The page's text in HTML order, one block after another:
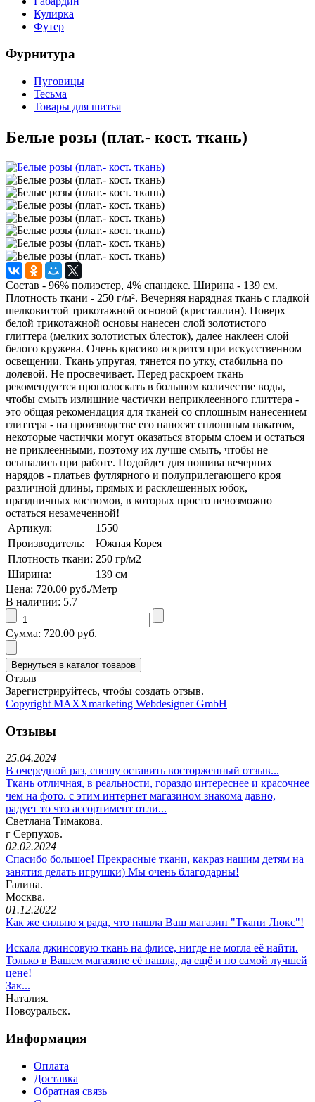
Кулирка
Футер
Фурнитура
Пуговицы
Тесьма
Товары для шитья
Белые розы (плат.- кост. ткань)
Состав - 96% полиэстер, 4% спандекс. Ширина - 139 см.
Плотность ткани - 250 г/м². Вечерняя нарядная ткань с гладкой
шелковистой трикотажной основой (кристаллин). Поверх
белой трикотажной основы нанесен слой золотистого
глиттера (мелких золотистых блесток), далее наклеен слой
белого кружева. Очень красиво искрится при искусственном
освещении. Ткань упругая, тянется по утку, стабильна по
долевой. Не просвечивает. Перед раскроем ткань
рекомендуется прополоскать в большом количестве воды,
чтобы смыть излишние частички неприклеенного глиттера -
это общая рекомендация для тканей со сплошным нанесением
глиттера - на производстве его наносят сплошным накатом,
некоторые частички могут оказаться вторым слоем и остаться
не приклеенными, поэтому их лучше смыть, чтобы не
осыпались при работе. Подойдет для пошива вечерних
нарядов - платьев футлярного и полуприлегающего кроя
различной длины, прямых и расклешенных юбок,
праздничных костюмов, в которых просто невозможно
остаться незамеченной!
Артикул:
1550
Производитель:
Южная Корея
Плотность ткани: 250 гр/м2
Ширина:
139 см
Цена: 720.00 руб./Метр
В наличии: 5.7
Сумма: 720.00 руб.
Отзыв
Зарегистрируйтесь, чтобы создать отзыв.
Copyright MAXXmarketing Webdesigner GmbH
Отзывы
25.04.2024
В очередной раз, спешу оставить восторженный отзыв...
Ткань отличная, в реальности, гораздо интереснее и красочнее
чем на фото. с этим интернет магазином знакома давно,
радует то что ассортимент отли...
Светлана Тимакова.
г Серпухов.
02.02.2024
Спасибо большое! Прекрасные ткани, какраз нашим детям на
занятия делать игрушки) Мы очень благодарны!
Галина.
Москва.
01.12.2022
Как же сильно я рада, что нашла Ваш магазин "Ткани Люкс"!
Искала джинсовую ткань на флисе, нигде не могла её найти.
Только в Вашем магазине её нашла, да ещё и по самой лучшей
цене!
Зак...
Наталия.
Новоуральск.
Информация
Оплата
Доставка
Обратная связь